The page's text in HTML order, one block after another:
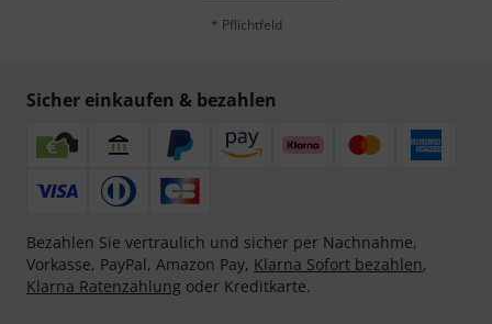
* Pflichtfeld
Sicher einkaufen & bezahlen
Bezahlen Sie vertraulich und sicher per Nachnahme,
Vorkasse, PayPal, Amazon Pay, Klarna Sofort bezahlen,
Klarna Ratenzahlung oder Kreditkarte.